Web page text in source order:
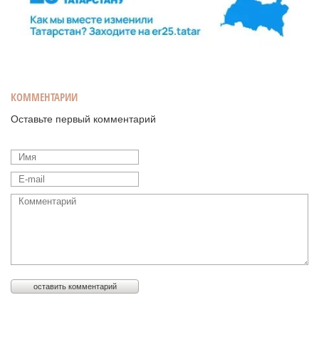
КОММЕНТАРИИ
Оставьте первый комментарий